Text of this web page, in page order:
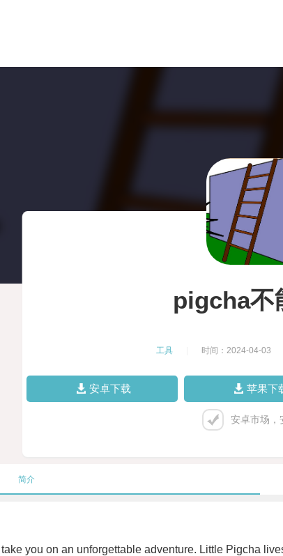
pigcha不
工具 时间：2024-04-03
安卓下载 苹果下
安卓市场，
简介
you on an unforgettable adventure. Little Pigcha